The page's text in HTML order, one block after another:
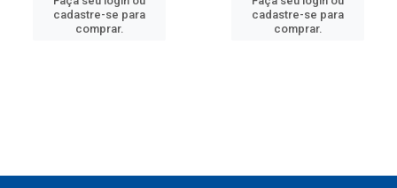
cadastre-se para
comprar.
cadastre-se para
comprar.